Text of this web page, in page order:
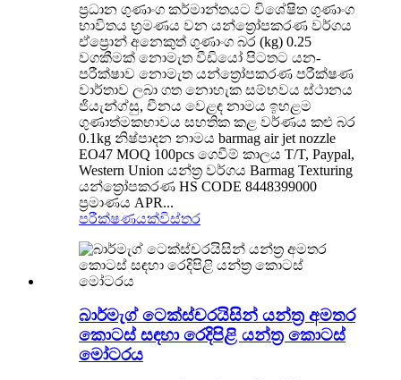
ප්‍රධාන ගුණාංග කර්මාන්තයට විශේෂිත ගුණාංග
භාවිතය භ්‍රමණය වන යන්ත්‍රෝපකරණ වර්ගය
ඒප්‍රොන් අනෙකුත් ගුණාංග බර (kg) 0.25
වගකීමක් නොමැත වීඩියෝ පිටතට යන-
පරීක්ෂාව නොමැත යන්ත්‍රෝපකරණ පරීක්ෂණ
වාර්තාව ලබා ගත නොහැක සම්භවය ස්ථානය
ජියැන්ග්සු, චීනය වෙළඳ නාමය ඉහළම
ගුණාත්මකභාවය සහතික කළ වර්ණය කළු බර
0.1kg නිෂ්පාදන නාමය barmag air jet nozzle
EO47 MOQ 100pcs ගෙවීම් කාලය T/T, Paypal,
Western Union යන්ත්‍ර වර්ගය Barmag Texturing
යන්ත්‍රෝපකරණ HS CODE 8448399000
ප්‍රමාණය APR...
පරීක්ෂණයක්විස්තර
බාර්මැග් ටෙක්ස්චරයිසින් යන්ත්‍ර අමතර
කොටස් සඳහා රෙදිපිළි යන්ත්‍ර කොටස්
මෝටරය